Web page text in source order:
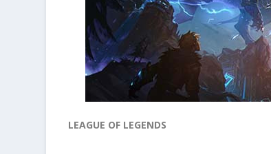
LEAGUE OF LEGENDS